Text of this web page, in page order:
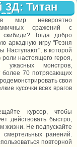
3Д: Титан
в мир невероятно
сражений с
Тогда добро
аркадную игру "Резня
Наступают", в которой
настоящего героя,
ужасных монстров,
более 70 потрясающих
свои
кусочки всех врагов
курсор, чтобы
действовать быстро,
жизни. Не подпускайте
смертельных ранений.
повторной